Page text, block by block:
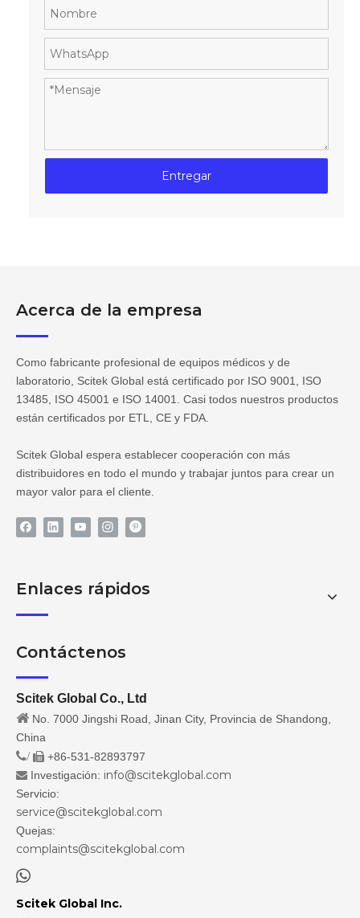
Entregar
Acerca de la empresa
Como fabricante profesional de equipos médicos y de
laboratorio, Scitek Global está certificado por ISO 9001, ISO
13485, ISO 45001 e ISO 14001. Casi todos nuestros productos
están certificados por ETL, CE y FDA.
Scitek Global espera establecer cooperación con más
distribuidores en todo el mundo y trabajar juntos para crear un
mayor valor para el cliente.
Enlaces rápidos
Contáctenos
Scitek Global Co., Ltd
 No. 7000 Jingshi Road, Jinan City, Provincia de Shandong,
China
/  +86-531-82893797
 Investigación: info@scitekglobal.com
Servicio:
service@scitekglobal.com
Quejas:
complaints@scitekglobal.com

Scitek Global Inc.